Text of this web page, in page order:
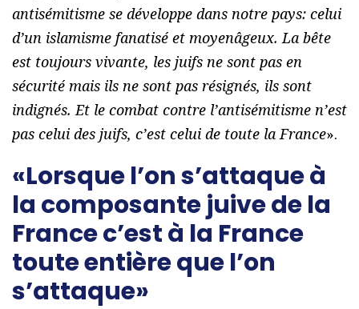
antisémitisme se développe dans notre pays: celui
d’un islamisme fanatisé et moyenâgeux. La bête
est toujours vivante, les juifs ne sont pas en
sécurité mais ils ne sont pas résignés, ils sont
indignés. Et le combat contre l’antisémitisme n’est
pas celui des juifs, c’est celui de toute la France».
«Lorsque l’on s’attaque à
la composante juive de la
France c’est à la France
toute entière que l’on
s’attaque»